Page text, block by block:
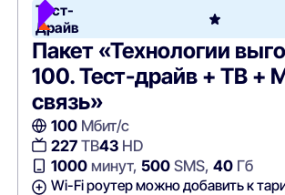
Тест-
Драйв
Пакет «Технологии
100. Тест-драйв + ТВ +
связь»
100Мбит/с
227ТВ43HD
1000минут, 500SMS, 40Гб
Wi-Fi роутер можно добавить к